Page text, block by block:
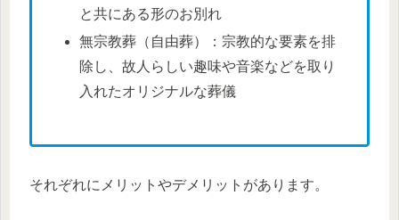
と共にある形のお別れ
無宗教葬（自由葬）：宗教的な要素を排
除し、故人らしい趣味や音楽などを取り
入れたオリジナルな葬儀
それぞれにメリットやデメリットがあります。